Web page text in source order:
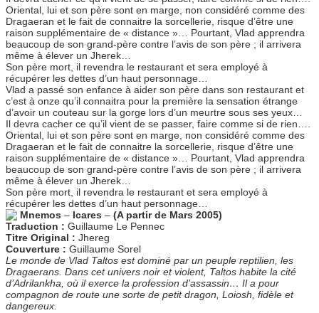
Oriental, lui et son père sont en marge, non considéré comme des
Dragaeran et le fait de connaitre la sorcellerie, risque d’être une
raison supplémentaire de « distance »… Pourtant, Vlad apprendra
beaucoup de son grand-père contre l’avis de son père ; il arrivera
même à élever un Jherek…
Son père mort, il revendra le restaurant et sera employé à
récupérer les dettes d’un haut personnage…
Vlad a passé son enfance à aider son père dans son restaurant et
c’est à onze qu’il connaitra pour la première la sensation étrange
d’avoir un couteau sur la gorge lors d’un meurtre sous ses yeux…
Il devra cacher ce qu’il vient de se passer, faire comme si de rien….
Oriental, lui et son père sont en marge, non considéré comme des
Dragaeran et le fait de connaitre la sorcellerie, risque d’être une
raison supplémentaire de « distance »… Pourtant, Vlad apprendra
beaucoup de son grand-père contre l’avis de son père ; il arrivera
même à élever un Jherek…
Son père mort, il revendra le restaurant et sera employé à
récupérer les dettes d’un haut personnage…
Mnemos – Icares – (A partir de Mars 2005)
Traduction : Guillaume Le Pennec
Titre Original : Jhereg
Couverture : Guillaume Sorel
Le monde de Vlad Taltos est dominé par un peuple reptilien, les
Dragaerans. Dans cet univers noir et violent, Taltos habite la cité
d’Adrilankha, où il exerce la profession d’assassin… Il a pour
compagnon de route une sorte de petit dragon, Loiosh, fidèle et
dangereux.